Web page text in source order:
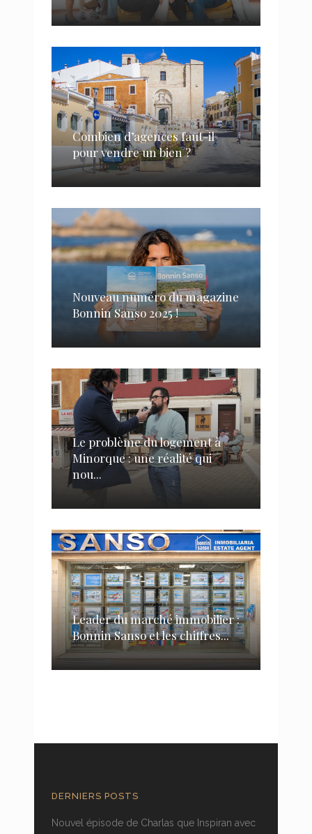
Combien d’agences faut-il
pour vendre un bien ?
Nouveau numéro du magazine
Bonnin Sanso 2025 !
Le problème du logement à
Minorque : une réalité qui
nou...
Leader du marché immobilier :
Bonnin Sanso et les chiffres...
DERNIERS POSTS
Nouvel épisode de Charlas que Inspiran avec